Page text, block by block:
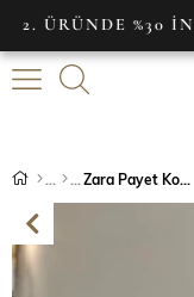
%30 İNDİRİM
Zara Payet Kol Ucu Tüy Detaylı Abiye Beyaz